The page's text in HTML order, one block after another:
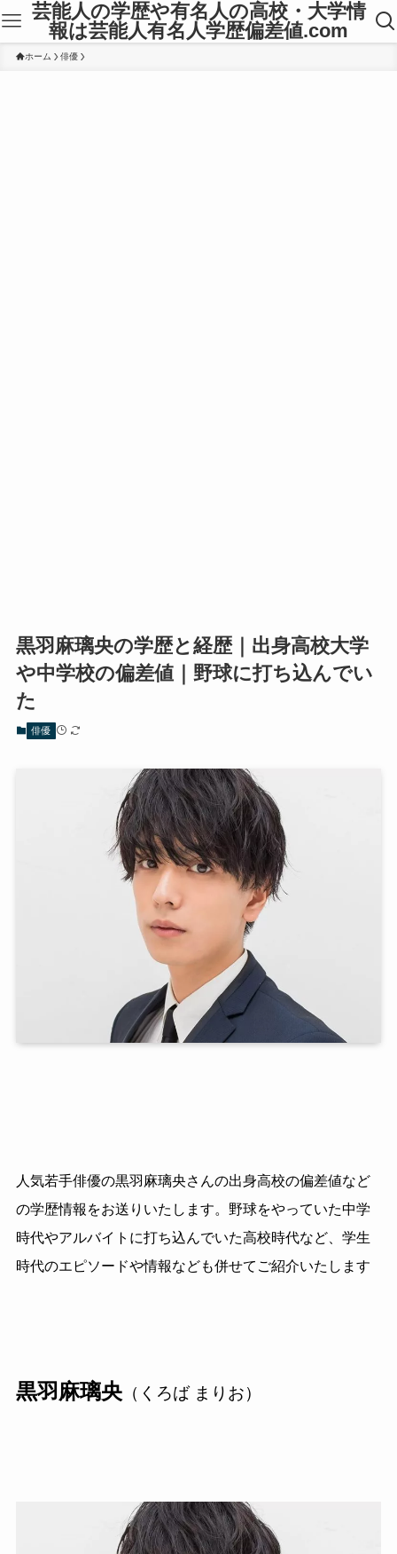
芸能人の学歴や有名人の高校・大学情
報は芸能人有名人学歴偏差値.com
ホーム 俳優
黒羽麻璃央の学歴と経歴｜出身高校大学
や中学校の偏差値｜野球に打ち込んでい
た
俳優
人気若手俳優の黒羽麻璃央さんの出身高校の偏差値など
の学歴情報をお送りいたします。野球をやっていた中学
時代やアルバイトに打ち込んでいた高校時代など、学生
時代のエピソードや情報なども併せてご紹介いたします
黒羽麻璃央（くろば まりお）